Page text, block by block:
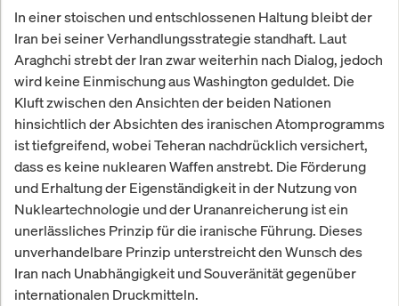
In einer stoischen und entschlossenen Haltung bleibt der
Iran bei seiner Verhandlungsstrategie standhaft. Laut
Araghchi strebt der Iran zwar weiterhin nach Dialog, jedoch
wird keine Einmischung aus Washington geduldet. Die
Kluft zwischen den Ansichten der beiden Nationen
hinsichtlich der Absichten des iranischen Atomprogramms
ist tiefgreifend, wobei Teheran nachdrücklich versichert,
dass es keine nuklearen Waffen anstrebt. Die Förderung
und Erhaltung der Eigenständigkeit in der Nutzung von
Nukleartechnologie und der Urananreicherung ist ein
unerlässliches Prinzip für die iranische Führung. Dieses
unverhandelbare Prinzip unterstreicht den Wunsch des
Iran nach Unabhängigkeit und Souveränität gegenüber
internationalen Druckmitteln.